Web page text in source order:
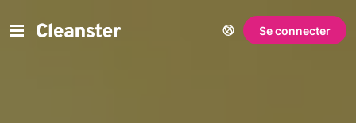
Se connecter